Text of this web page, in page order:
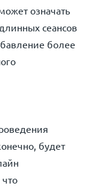
означать
сеансов
более
будет